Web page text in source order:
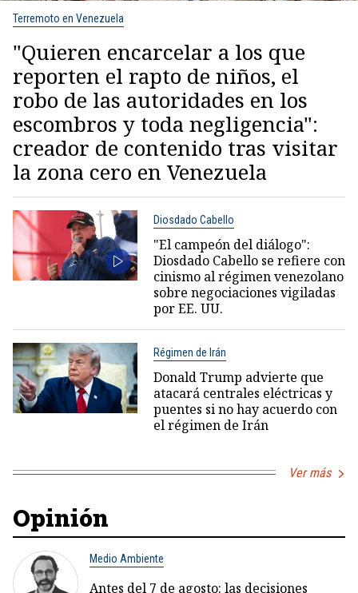
Terremoto en Venezuela
"Quieren encarcelar a los que
reporten el rapto de niños, el
robo de las autoridades en los
escombros y toda negligencia":
creador de contenido tras visitar
la zona cero en Venezuela
Diosdado Cabello
"El campeón del diálogo":
Diosdado Cabello se refiere con
cinismo al régimen venezolano
sobre negociaciones vigiladas
por EE. UU.
Régimen de Irán
Donald Trump advierte que
atacará centrales eléctricas y
puentes si no hay acuerdo con
el régimen de Irán
Ver más
Opinión
Medio Ambiente
Antes del 7 de agosto: las decisiones